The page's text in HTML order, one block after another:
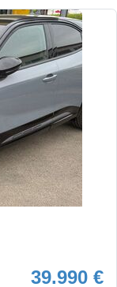
39.990 €